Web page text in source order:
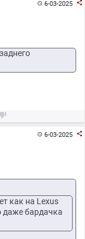
6-03-2025 
6-03-2025 
как на Lexus
даже бардачка